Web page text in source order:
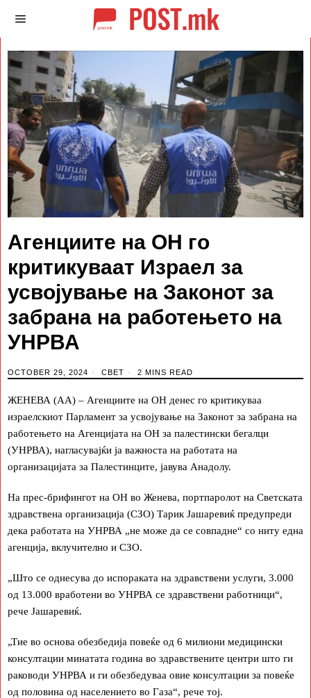
Агенциите на ОН го
критикуваат Израел за
усвојување на Законот за
забрана на работењето на
УНРВА
OCTOBER 29, 2024 СВЕТ 2 MINS READ
ЖЕНЕВА (АА) – Агенциите на ОН денес го критикуваа
израелскиот Парламент за усвојување на Законот за забрана на
работењето на Агенцијата на ОН за палестински бегалци
(УНРВА), нагласувајќи ја важноста на работата на
организацијата за Палестинците, јавува Анадолу.
На прес-брифингот на ОН во Женева, портпаролот на Светската
здравствена организација (СЗО) Тарик Јашаревиќ предупреди
дека работата на УНРВА „не може да се совпадне“ со ниту една
агенција, вклучително и СЗО.
„Што се однесува до испораката на здравствени услуги, 3.000
од 13.000 вработени во УНРВА се здравствени работници“,
рече Јашаревиќ.
„Тие во основа обезбедија повеќе од 6 милиони медицински
консултации минатата година во здравствените центри што ги
раководи УНРВА и ги обезбедуваа овие консултации за повеќе
од половина од населението во Газа“, рече тој.